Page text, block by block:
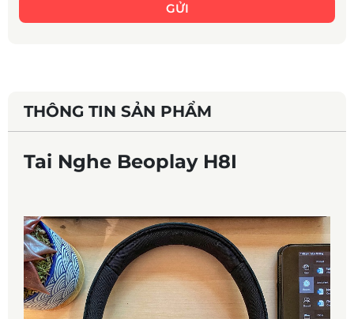
GỬI
THÔNG TIN SẢN PHẨM
Tai Nghe Beoplay H8I